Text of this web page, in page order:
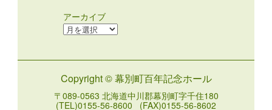
アーカイブ
ア
ブ
Copyright © 幕別町百年記念ホール
〒089-0563 北海道中川郡幕別町字千住180
(TEL)0155-56-8600 (FAX)0155-56-8602